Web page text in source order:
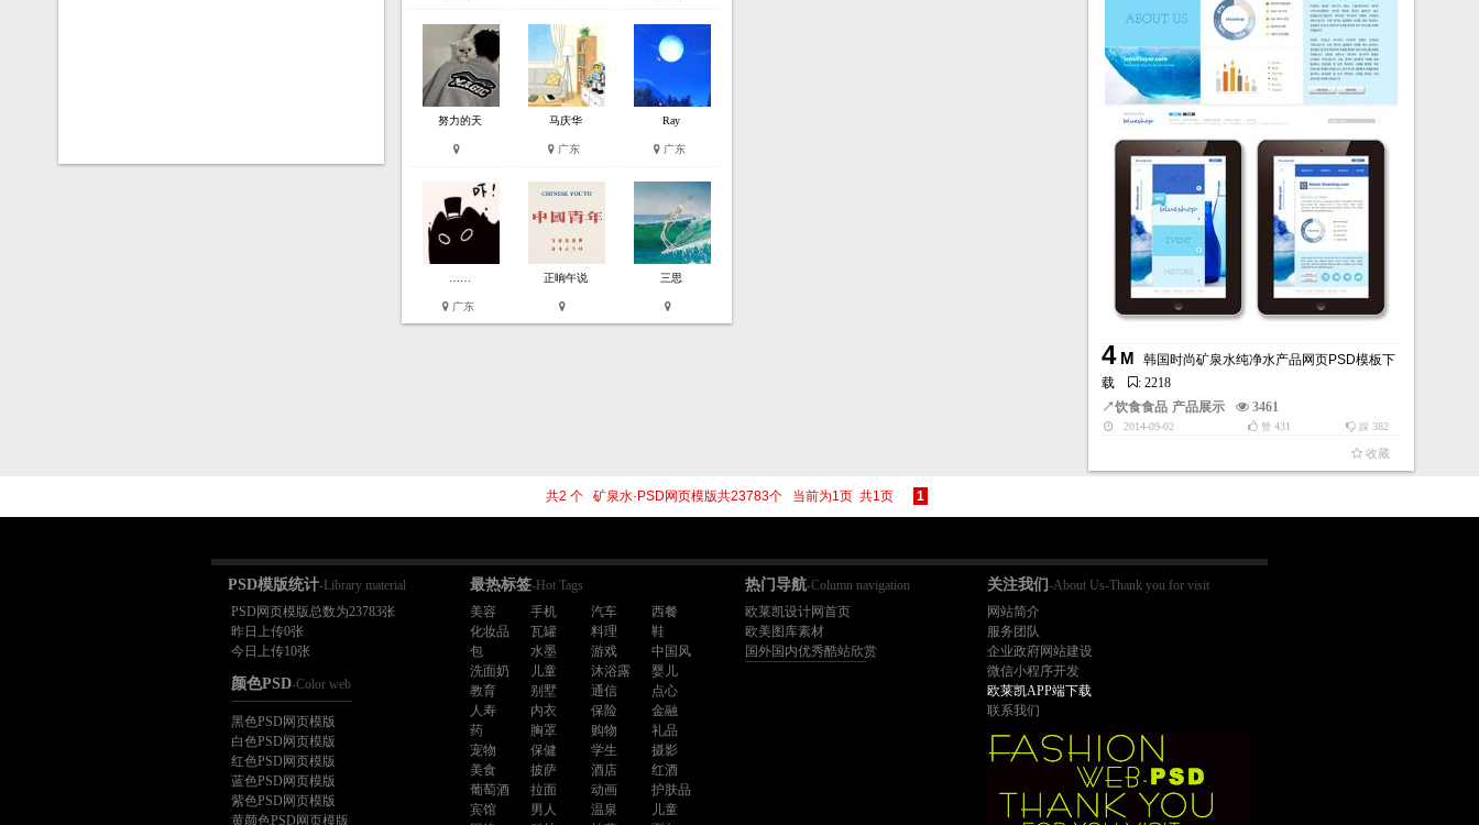
努力的天 马庆华
广东
Ray
广东
广东
正晌午说 三思
4M
韩国时尚矿泉水纯净水产品网页PSD模板下
载
: 2218
↗饮食食品 产品展示 3461
2014-09-02 踩 382
赞431
收藏
共2 个 矿泉水·PSD网页模版共23783个 当前为1页 共1页 1
PSD模版统计-Library material
PSD网页模版总数为23783张
昨日上传0张
今日上传10张
颜色PSD-Color web
黑色PSD网页模版
白色PSD网页模版
红色PSD网页模版
蓝色PSD网页模版
紫色PSD网页模版
黄颜色PSD网页模版
最热标签-Hot Tags
美容
手机 汽车
西餐
化妆品
瓦罐 料理
鞋
包
水墨 游戏
中国风
洗面奶
儿童 沐浴露
婴儿
教育
别墅 通信
点心
人寿
内衣 保险
金融
药
胸罩 购物
礼品
宠物
保健 学生
摄影
美食
披萨 酒店
红酒
葡萄酒
拉面 动画
护肤品
宾馆
男人 温泉
儿童
热门导航-Column navigation
欧莱凯设计网首页
欧美图库素材
国外国内优秀酷站欣赏
关注我们-About Us-Thank you for visit
网站简介
服务团队
企业政府网站建设
微信小程序开发
欧莱凯APP端下载
联系我们